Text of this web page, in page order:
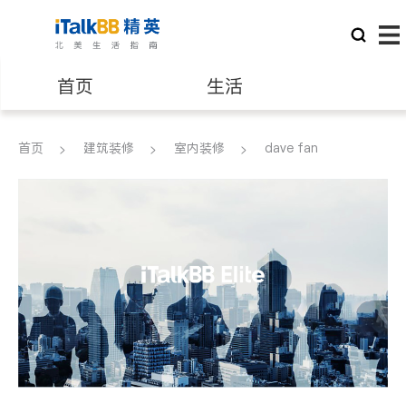
首页 生活
医生 律师
会计师
建筑装修
首页 建筑装修 室内装修 dave fan